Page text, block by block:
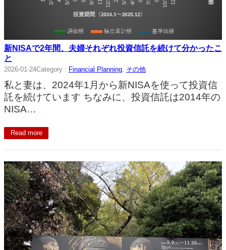
新NISAで2年間、夫婦それぞれ投資信託を続けて分かったこ
と
2026-01-24Category : Financial Planning, その他
私と妻は、2024年1月から新NISAを使って投資信
託を続けています ちなみに、投資信託は2014年の
NISA…
Read more